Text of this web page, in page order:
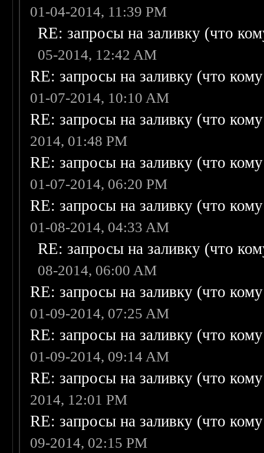
01-04-2014, 11:39 PM
RE: запросы на заливку (что
05-2014, 12:42 AM
RE: запросы на заливку (что
01-07-2014, 10:10 AM
RE: запросы на заливку (что
2014, 01:48 PM
RE: запросы на заливку (что
01-07-2014, 06:20 PM
RE: запросы на заливку (что
01-08-2014, 04:33 AM
RE: запросы на заливку (что
08-2014, 06:00 AM
RE: запросы на заливку (что
01-09-2014, 07:25 AM
RE: запросы на заливку (что
01-09-2014, 09:14 AM
RE: запросы на заливку (что
2014, 12:01 PM
RE: запросы на заливку (что
09-2014, 02:15 PM